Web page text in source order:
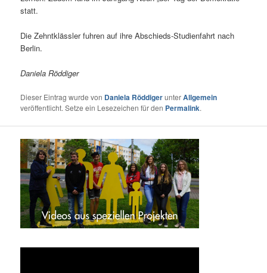
statt.
Die Zehntklässler fuhren auf ihre Abschieds-Studienfahrt nach
Berlin.
Daniela Röddiger
Dieser Eintrag wurde von Daniela RöddigerunterAllgemein
veröffentlicht. Setze ein Lesezeichen für den Permalink.